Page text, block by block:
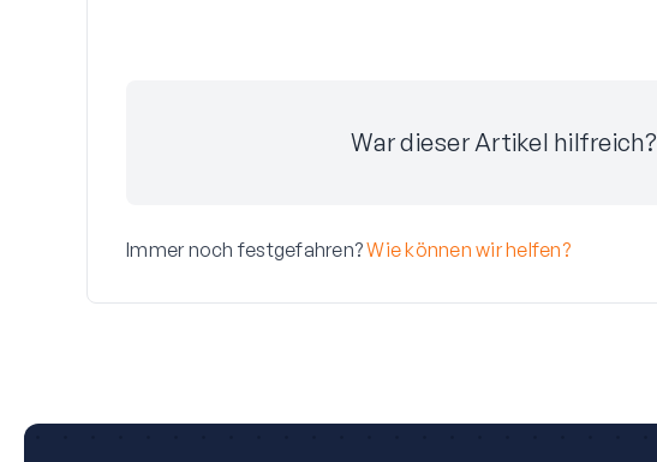
War dieser Artikel hilfreich?
Immer noch festgefahren?Wie können wir helfen?